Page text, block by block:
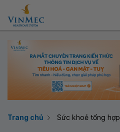
Trang chủ Sức khoẻ tổng hợp